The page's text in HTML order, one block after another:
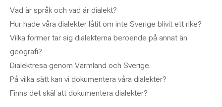
Vad är språk och vad är dialekt?
Hur hade våra dialekter låtit om inte Sverige blivit ett rike?
Vilka former tar sig dialekterna beroende på annat än
geografi?
Dialektresa genom Värmland och Sverige.
På vilka sätt kan vi dokumentera våra dialekter?
Finns det skäl att dokumentera dialekter?